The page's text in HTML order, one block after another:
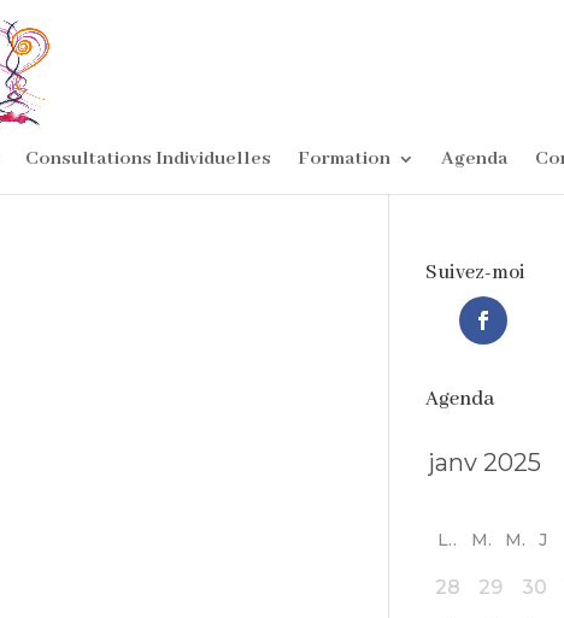
Consultations Individuelles Formation Agenda
Suivez-moi
Agenda
L M M J
28 29 30